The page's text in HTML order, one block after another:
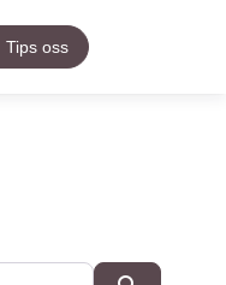
Tips oss